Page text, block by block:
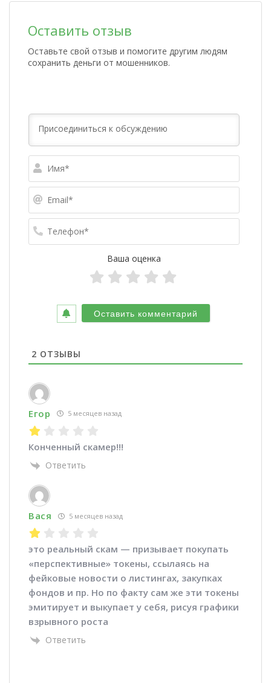
Оставить отзыв
Оставьте свой отзыв и помогите другим людям
сохранить деньги от мошенников.
Ваша оценка
2 ОТЗЫВЫ
Егор 5 месяцев назад
Конченный скамер!!!
Ответить
Вася 5 месяцев назад
это реальный скам — призывает покупать
«перспективные» токены, ссылаясь на
фейковые новости о листингах, закупках
фондов и пр. Но по факту сам же эти токены
эмитирует и выкупает у себя, рисуя графики
взрывного роста
Ответить